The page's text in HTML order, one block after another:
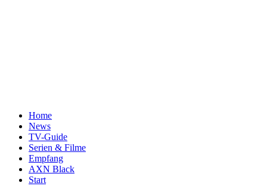
Home
News
TV-Guide
Serien & Filme
Empfang
AXN Black
Start